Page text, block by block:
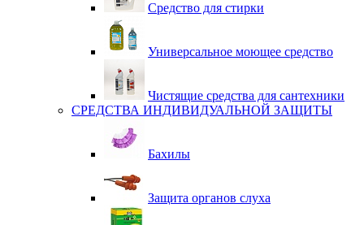
Средство для стирки
Универсальное моющее средство
Чистящие средства для сантехники
СРЕДСТВА ИНДИВИДУАЛЬНОЙ ЗАЩИТЫ
Бахилы
Защита органов слуха